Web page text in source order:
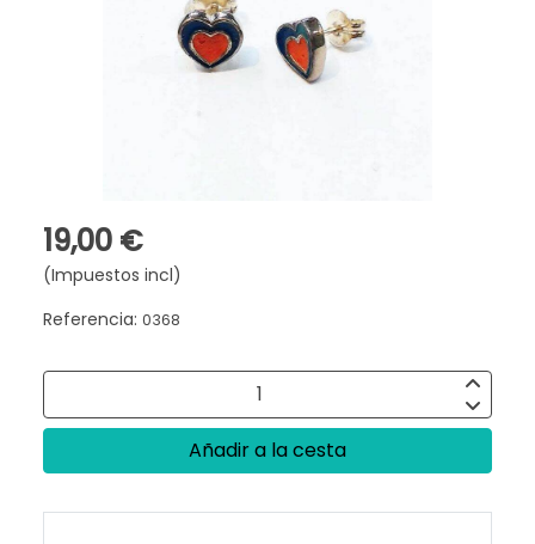
19,00 €
(Impuestos incl)
Referencia: 0368
Añadir a la cesta